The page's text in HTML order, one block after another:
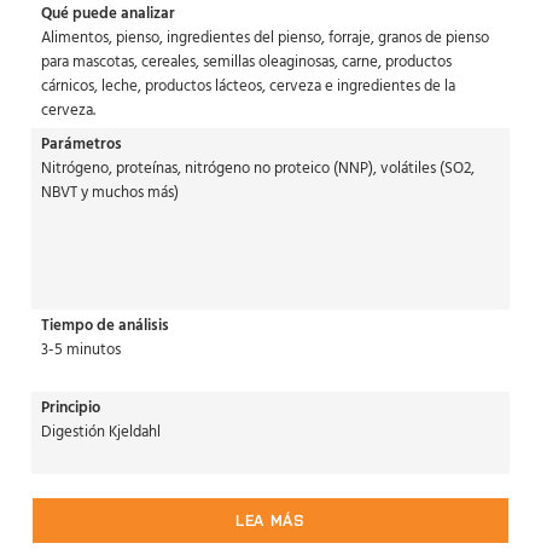
Qué puede analizar
Alimentos, pienso, ingredientes del pienso, forraje, granos de pienso
para mascotas, cereales, semillas oleaginosas, carne, productos
cárnicos, leche, productos lácteos, cerveza e ingredientes de la
cerveza.
Parámetros
Nitrógeno, proteínas, nitrógeno no proteico (NNP), volátiles (SO2,
NBVT y muchos más)
Tiempo de análisis
3-5 minutos
Principio
Digestión Kjeldahl
LEA MÁS